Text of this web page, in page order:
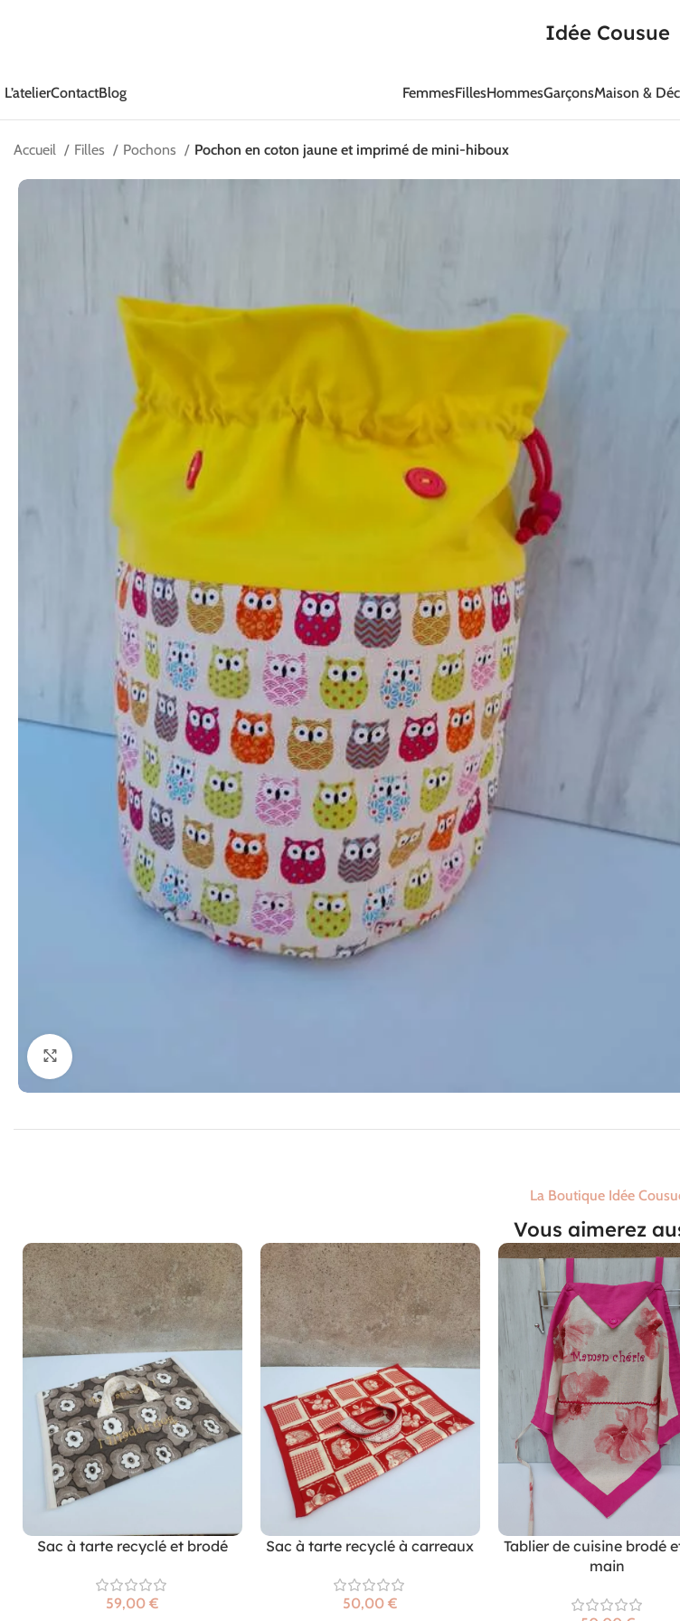
Idée Cousue
L’atelierContactBlog FemmesFillesHommesGarçonsMaison &
Accueil Filles Pochons Pochon en coton jaune et imprimé de mini-hiboux
La Boutique Idée
Vous aimerez
Sac à tarte recyclé et brodé
€
Sac à tarte recyclé à carreaux
€
Tablier de cuisine brodé
main